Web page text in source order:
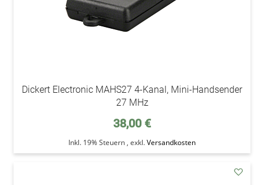
Dickert Electronic MAHS27 4-Kanal, Mini-Handsender
27 MHz
38,00 €
Inkl. 19% Steuern , exkl.Versandkosten